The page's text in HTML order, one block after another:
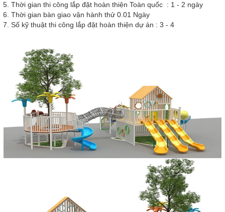
Thời gian thi công lắp đặt hoàn thiện Toàn quốc : 1 - 2 ngày
Thời gian bàn giao vận hành thử 0.01 Ngày
Số kỹ thuật thi công lắp đặt hoàn thiện dự án : 3 - 4